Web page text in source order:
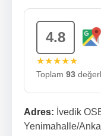
4.8
★★★★★
Toplam 93
Adres: İvedik
Yenimahalle/